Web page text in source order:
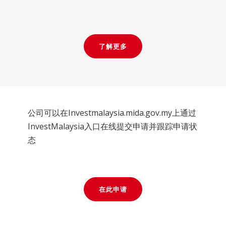
了解更多
公司可以在Investmalaysia.mida.gov.my上通过
InvestMalaysia入口在线提交申请并跟踪申请状
态
在此申请